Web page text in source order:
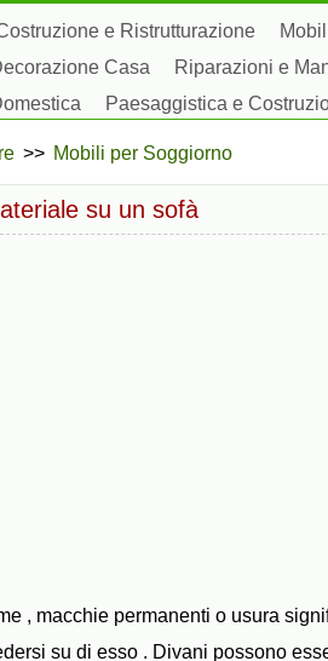
e Ristrutturazione
Casa
Riparazioni e
Paesaggistica e
>> Mobili per Soggiorno
su un sofà
, macchie permanenti o usura
su di esso . Divani possono